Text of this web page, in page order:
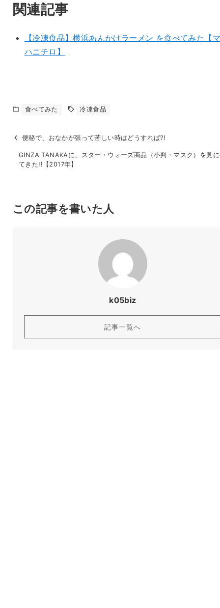
関連記事
【冷凍食品】横浜あんかけラーメン を食べてみた【
ハニチロ】
食べてみた 冷凍食品
便秘で、おなかが張って苦しい時はどうすれば?!
GINZA TANAKAに、スター・ウォーズ商品（小判・マスク）を見
てきた!!【2017年】
この記事を書いた人
k05biz
記事一覧へ